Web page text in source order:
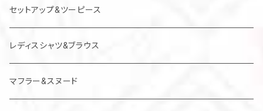
ジャンパースカート
セットアップ&ツーピース
レディスシャツ&ブラウス
マフラー&スヌード